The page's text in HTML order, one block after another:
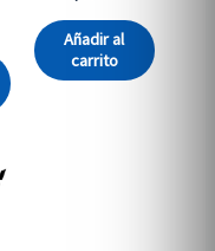
Añadir al
carrito